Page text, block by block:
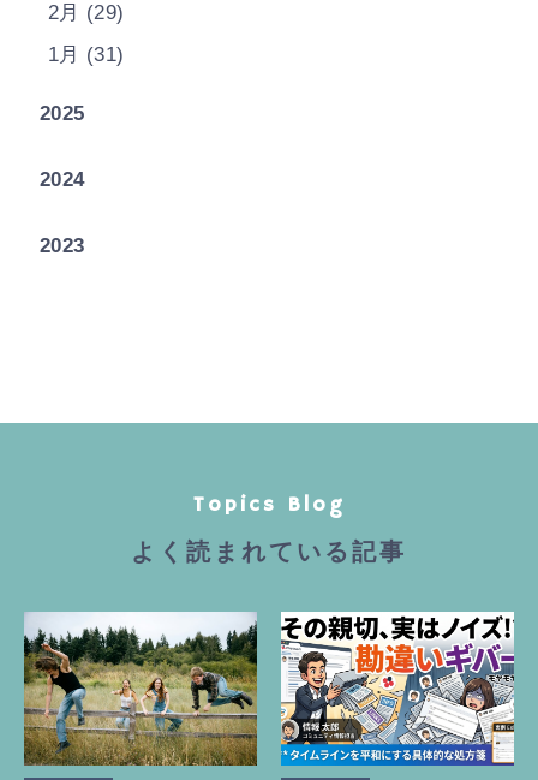
2月 (29)
1月 (31)
2025
2024
2023
Topics Blog
よく読まれている記事